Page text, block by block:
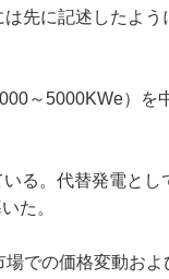
先に記述したよう
～5000KWe）を
る。代替発電とし
た。
での価格変動およ